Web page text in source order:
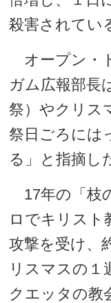
殺害されてい
オープン・
ガム広報部長
祭）やクリス
祭日ごろには
る」と指摘し
17年の「枝
ロでキリスト
攻撃を受け、
リスマスの１
クエッタの教